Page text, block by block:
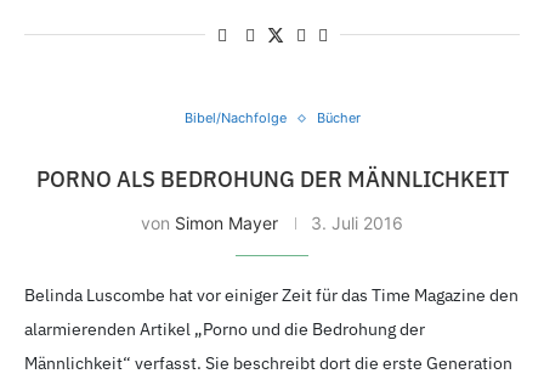
Bibel/Nachfolge Bücher
PORNO ALS BEDROHUNG DER MÄNNLICHKEIT
von Simon Mayer 3. Juli 2016
Belinda Luscombe hat vor einiger Zeit für das Time Magazine den
alarmierenden Artikel „Porno und die Bedrohung der
Männlichkeit“ verfasst. Sie beschreibt dort die erste Generation